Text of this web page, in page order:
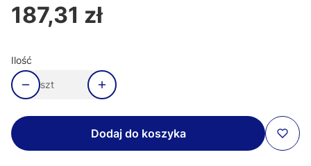
Cena
187,31 zł
Ilość
szt
Dodaj do koszyka